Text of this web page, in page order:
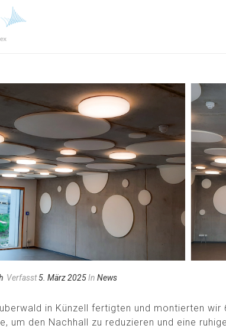
Verfasst5. März 2025In News
in Künzell fertigten und montierten
um den Nachhall zu reduzieren und eine